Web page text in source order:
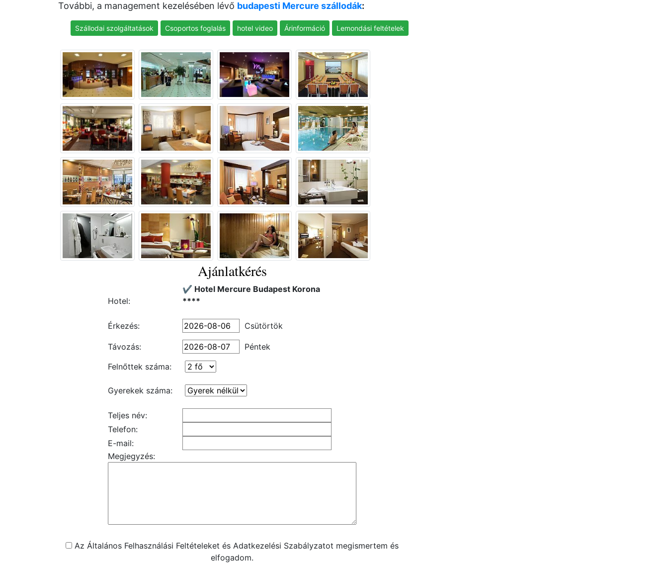
További, a management kezelésében lévő budapesti Mercure szállodák:
Szállodai szolgáltatások Csoportos foglalás hotel video Árinformáció Lemondási feltételek
Ajánlatkérés
Hotel:
✔️ Hotel Mercure Budapest Korona
****
Érkezés: Csütörtök
Távozás:
Péntek
Felnőttek száma:
Gyerekek száma:
Teljes név:
Telefon:
E-mail:
Megjegyzés:
Az Általános Felhasználási Feltételeket és Adatkezelési Szabályzatot megismertem és
elfogadom.